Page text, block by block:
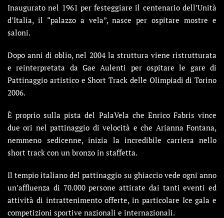
Inaugurato nel 1961 per festeggiare il centenario dell’Unità
d’Italia, il “palazzo a vela”, nasce per ospitare mostre e
saloni.
Dopo anni di oblio, nel 2004 la struttura viene ristrutturata
e reinterpretata da Gae Aulenti per ospitare le gare di
Pattinaggio artistico e Short Track delle Olimpiadi di Torino
2006.
È proprio sulla pista del PalaVela che Enrico Fabris vince
due ori nel pattinaggio di velocità e che Arianna Fontana,
nemmeno sedicenne, inizia la incredibile carriera nello
short track con un bronzo in staffetta.
Il tempio italiano del pattinaggio su ghiaccio vede ogni anno
un’affluenza di 70.000 persone attirate dai tanti eventi ed
attività di intrattenimento offerte, in particolare Ice gala e
competizioni sportive nazionali e internazionali.